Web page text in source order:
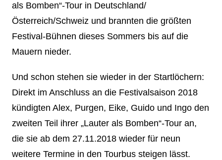
als Bomben“-Tour in Deutschland/
Österreich/Schweiz und brannten die größten
Festival-Bühnen dieses Sommers bis auf die
Mauern nieder.
Und schon stehen sie wieder in der Startlöchern:
Direkt im Anschluss an die Festivalsaison 2018
kündigten Alex, Purgen, Eike, Guido und Ingo den
zweiten Teil ihrer „Lauter als Bomben“-Tour an,
die sie ab dem 27.11.2018 wieder für neun
weitere Termine in den Tourbus steigen lässt.